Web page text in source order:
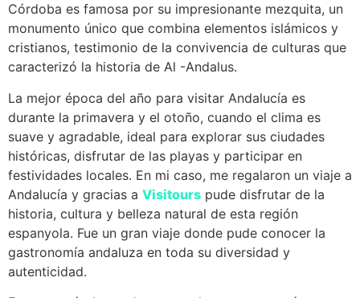
Córdoba es famosa por su impresionante mezquita, un
monumento único que combina elementos islámicos y
cristianos, testimonio de la convivencia de culturas que
caracterizó la historia de Al -Andalus.
La mejor época del año para visitar Andalucía es
durante la primavera y el otoño, cuando el clima es
suave y agradable, ideal para explorar sus ciudades
históricas, disfrutar de las playas y participar en
festividades locales. En mi caso, me regalaron un viaje a
Andalucía y gracias a Visitours pude disfrutar de la
historia, cultura y belleza natural de esta región
espanyola. Fue un gran viaje donde pude conocer la
gastronomía andaluza en toda su diversidad y
autenticidad.